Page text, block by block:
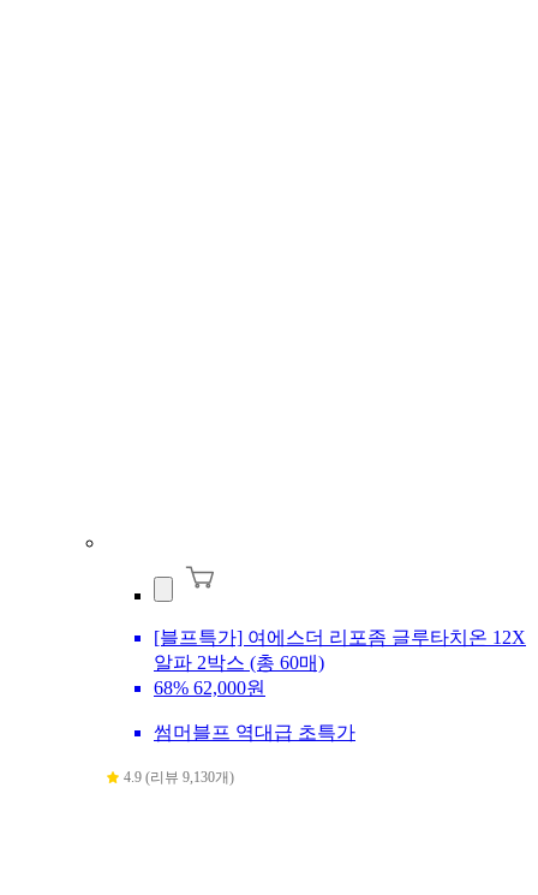
[블프특가] 여에스더 리포좀 글루타치온 12X
알파 2박스 (총 60매)
68% 62,000원
썸머블프 역대급 초특가
4.9 (리뷰 9,130개)